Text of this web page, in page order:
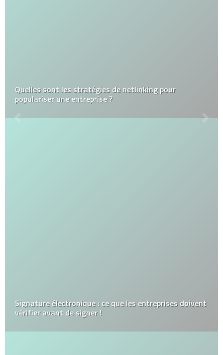
Quelles sont les stratégies de netlinking pour
populariser une entreprise ?
Signature électronique : ce que les entreprises doivent
vérifier avant de signer !